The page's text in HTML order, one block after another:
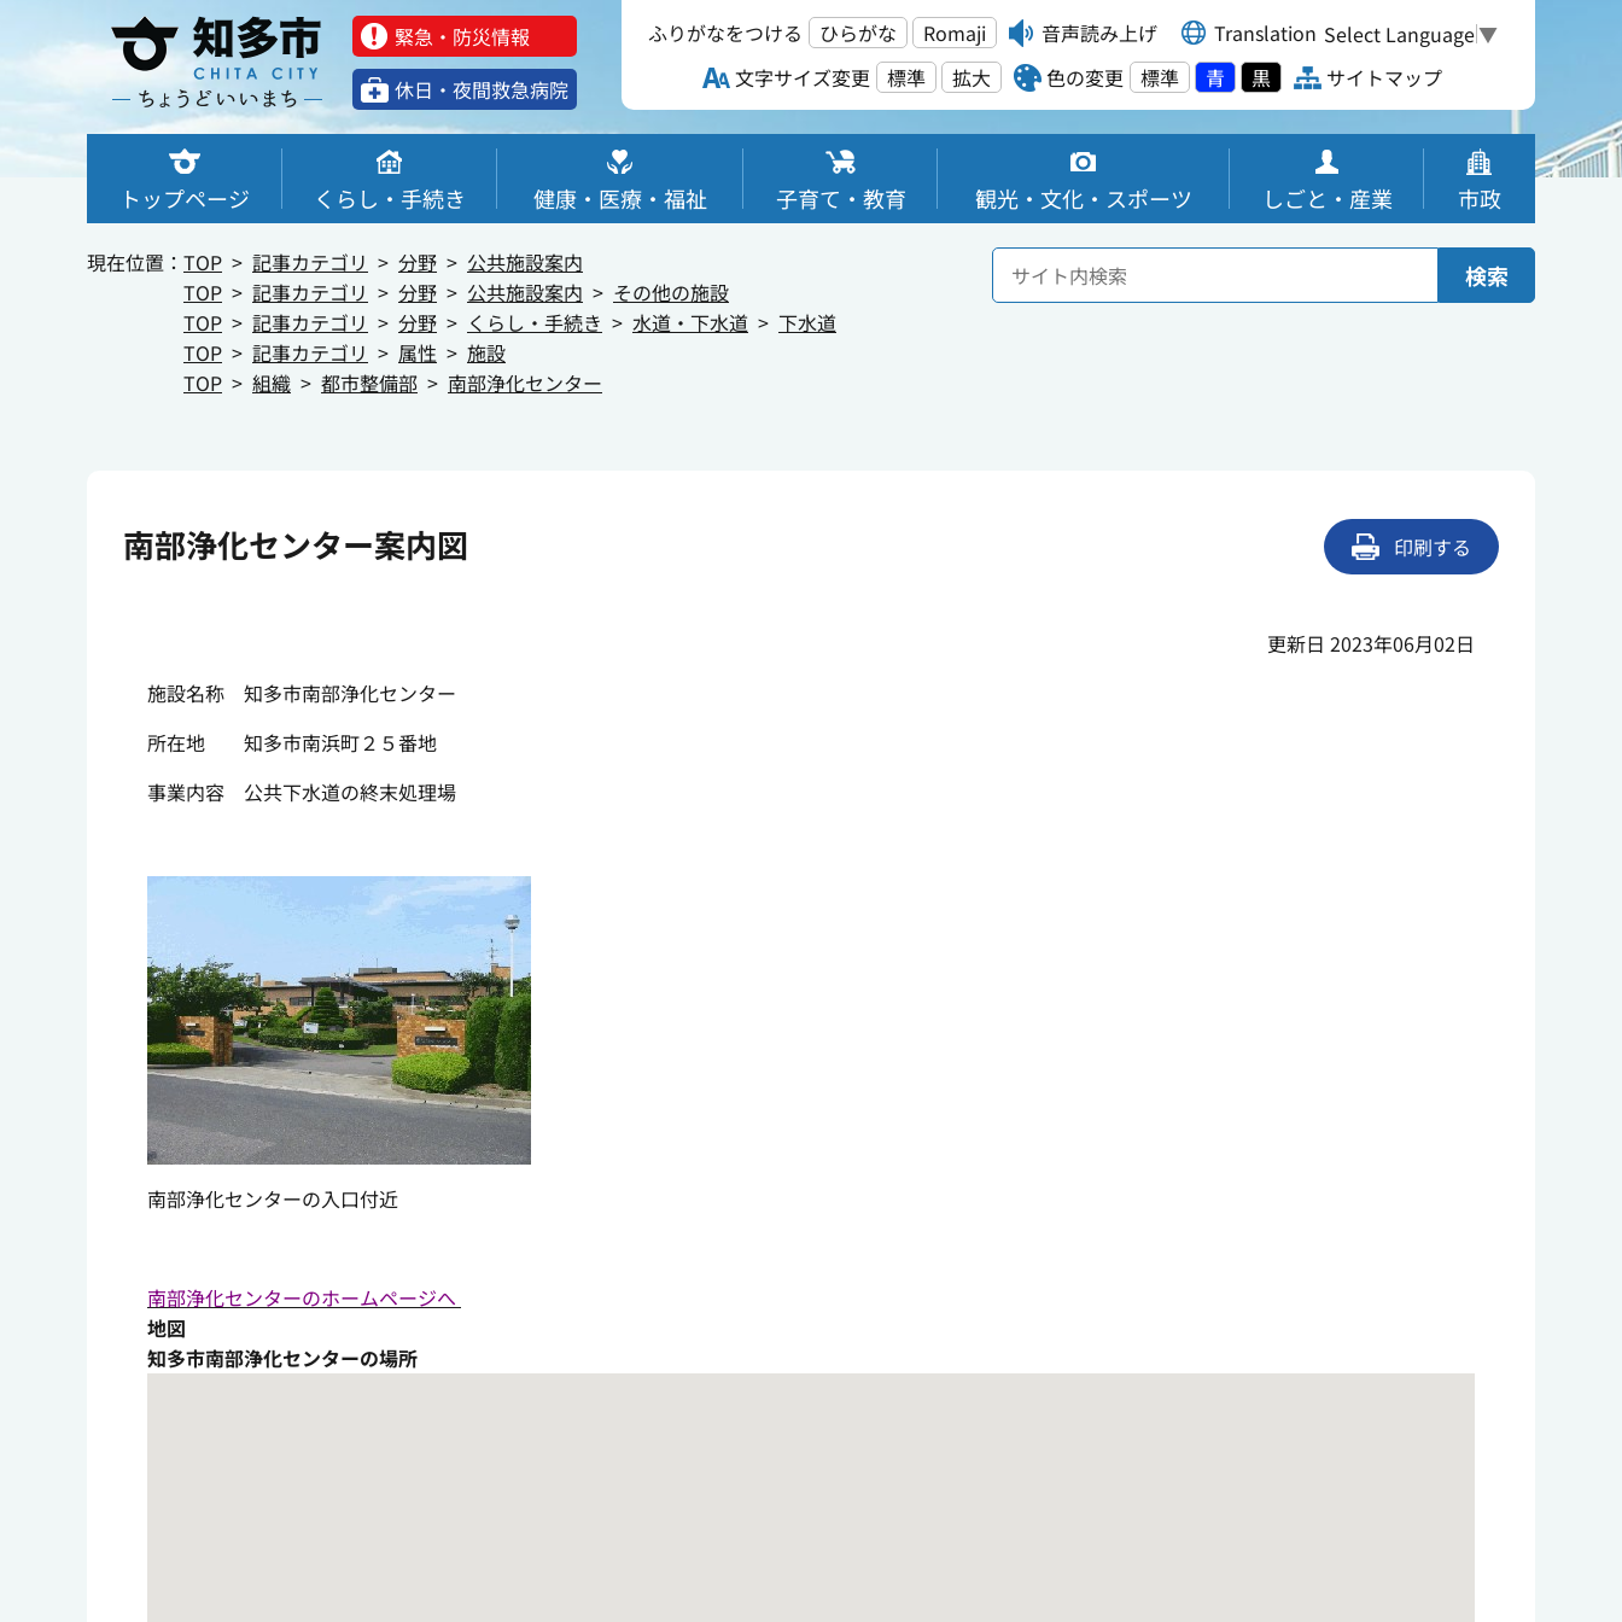
緊急・防災情報
休⽇・夜間救急病院
ふりがなをつける ひらがな Romaji 音声読み上げ Translation Select Language▼
文字サイズ変更
標準 拡大 色の変更 標準 青 黒 サイトマップ
トップページ くらし・手続き 健康・医療・福祉 子育て・教育 観光・文化・スポーツ しごと・産業 市政
現在位置： TOP 記事カテゴリ 分野
公共施設案内
TOP
記事カテゴリ 分野 公共施設案内
その他の施設
TOP
記事カテゴリ 分野 くらし・手続き 水道・下水道
下水道
TOP
記事カテゴリ 属性
施設
TOP
組織 都市整備部 南部浄化センター
検索
南部浄化センター案内図 印刷する
更新日 2023年06月02日
施設名称 知多市南部浄化センター
所在地 知多市南浜町２５番地
事業内容 公共下水道の終末処理場
南部浄化センターの入口付近
南部浄化センターのホームページへ
地図
知多市南部浄化センターの場所